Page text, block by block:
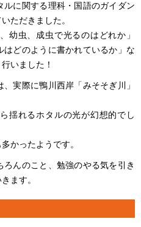
に関する理科・国語のガイダン
ただきました。
幼虫、成虫で光るのはどれか」
はどのように書かれているか」な
いました！
実際に鴨川西岸「みそそぎ川」
揺れるホタルの光が幻想的でし
かったようです。
んのこと、勉強のやる気を引き
ます。